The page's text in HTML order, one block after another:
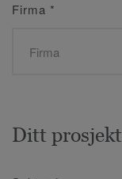
Firma *
Ditt prosjekt